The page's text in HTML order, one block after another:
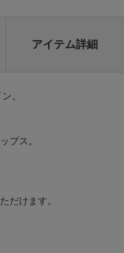
アイテム詳細
。
プス。
だけます。